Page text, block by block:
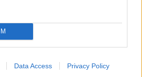
Data Access Privacy Policy